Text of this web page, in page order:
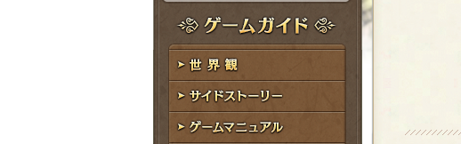
ド
レ
ス
ー
ド
ゲームガイド
世界観
サイドストーリー